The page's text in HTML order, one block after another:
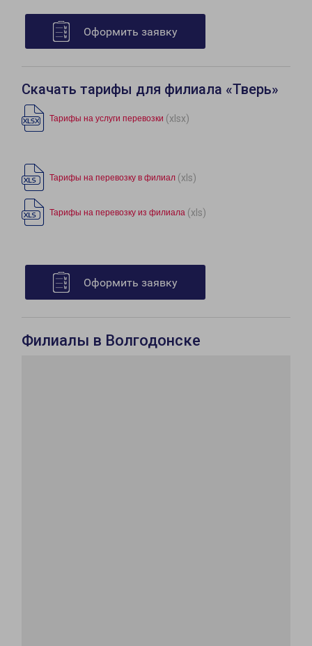
Оформить заявку
Скачать тарифы для филиала «Тверь»
Тарифы на услуги перевозки (xlsx)
Тарифы на перевозку в филиал (xls)
Тарифы на перевозку из филиала (xls)
Оформить заявку
Филиалы в Волгодонске